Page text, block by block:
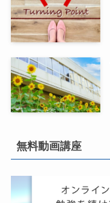
無料動画講座